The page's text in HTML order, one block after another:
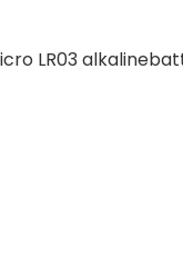
LR03